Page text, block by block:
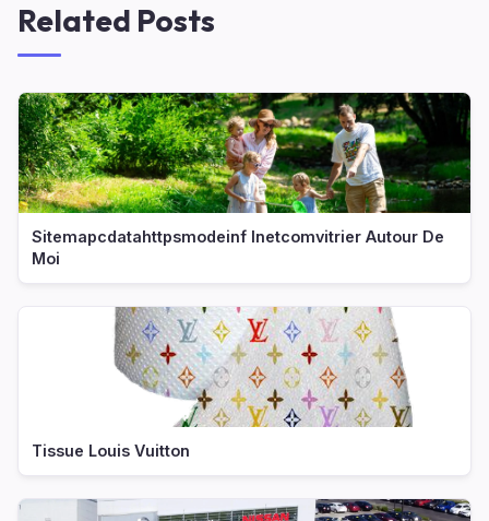
Related Posts
Sitemapcdatahttpsmodeinf Inetcomvitrier Autour De
Moi
Tissue Louis Vuitton